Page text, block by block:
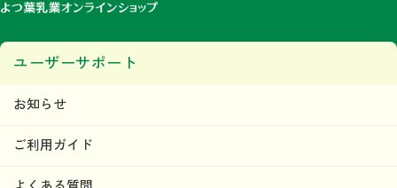
ユーザーサポート
お知らせ
ご利用ガイド